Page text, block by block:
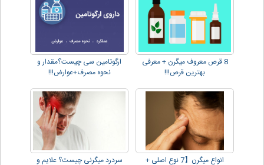
8 قرص معروف میگرن + معرفی
بهترین قرص!!!
ارگوتامین سی چیست؟مقدار و
نحوه مصرف+عوارض!!!
انواع میگرن【7 نوع اصلی + سردرد میگرنی چیست؟ علایم و